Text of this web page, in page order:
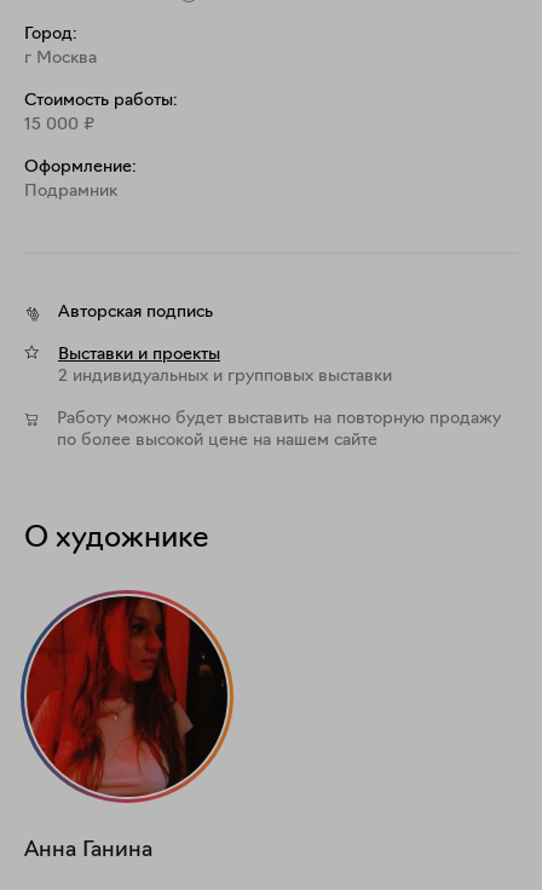
Город:
г Москва
Стоимость работы:
15 000 ₽
Оформление:
Подрамник
Авторская подпись
Выставки и проекты
2 индивидуальных и групповых выставки
Работу можно будет выставить на повторную продажу
по более высокой цене на нашем сайте
О художнике
Анна Ганина